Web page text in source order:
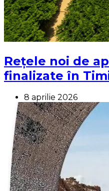
Rețele noi de
finalizate în
8 aprilie 2026